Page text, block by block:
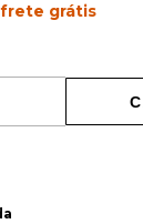
frete grátis